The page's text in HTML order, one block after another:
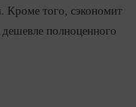
Кроме того, сэкономит
дешевле полноценного